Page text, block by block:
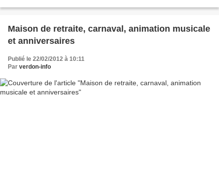
Maison de retraite, carnaval, animation musicale
et anniversaires
Publié le 22/02/2012 à 10:11
Par verdon-info